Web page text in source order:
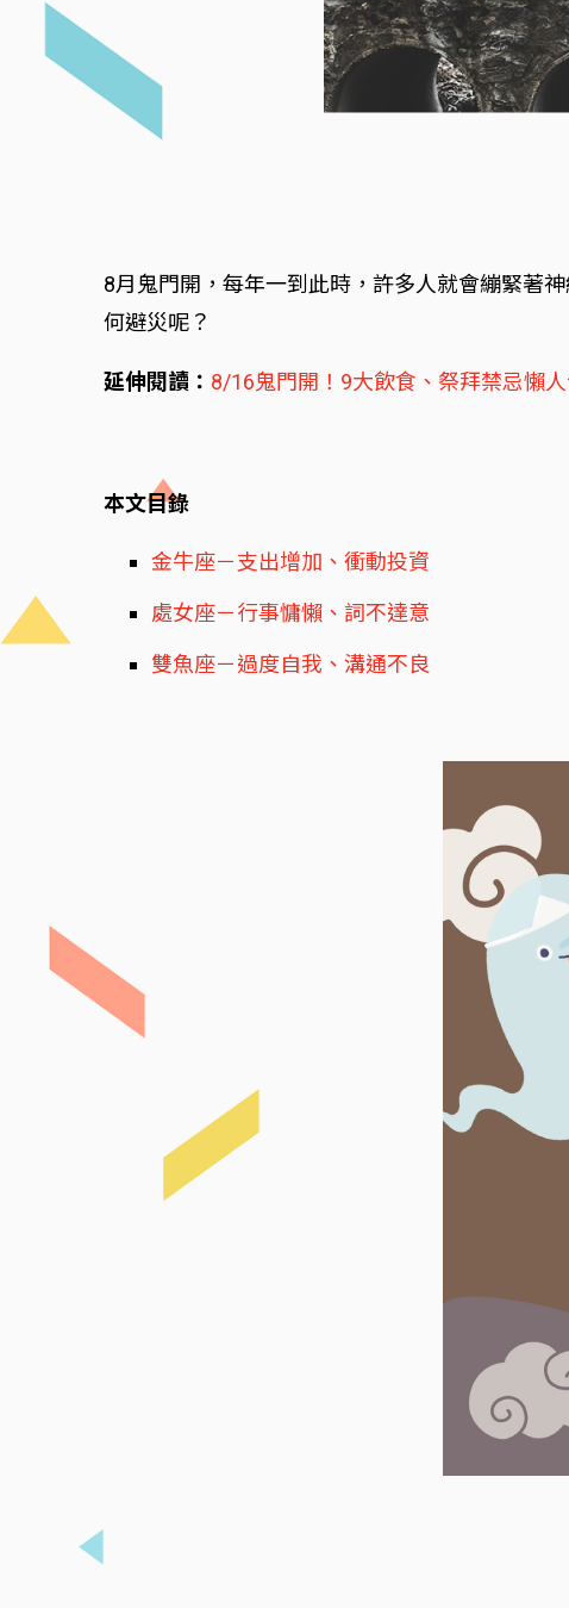
8月鬼門開，每年一到此時，許多人就會繃緊著
何避災呢？
延伸閱讀： 8/16鬼門開！9大飲食、祭拜禁忌懶
本文目錄
金牛座－支出增加、衝動投資
處女座－行事慵懶、詞不達意
雙魚座－過度自我、溝通不良